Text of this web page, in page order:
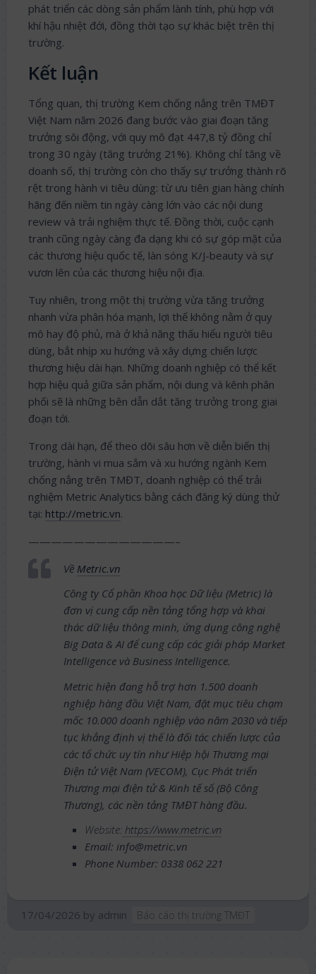
phát triển các dòng sản phẩm lành tính, phù hợp với
khí hậu nhiệt đới, đồng thời tạo sự khác biệt trên thị
trường.
Kết luận
Tổng quan, thị trường Kem chống nắng trên TMĐT
Việt Nam năm 2026 đang bước vào giai đoạn tăng
trưởng sôi động, với quy mô đạt 447,8 tỷ đồng chỉ
trong 30 ngày (tăng trưởng 21%). Không chỉ tăng về
doanh số, thị trường còn cho thấy sự trưởng thành rõ
rệt trong hành vi tiêu dùng: từ ưu tiên gian hàng chính
hãng đến niềm tin ngày càng lớn vào các nội dung
review và trải nghiệm thực tế. Đồng thời, cuộc cạnh
tranh cũng ngày càng đa dạng khi có sự góp mặt của
các thương hiệu quốc tế, làn sóng K/J-beauty và sự
vươn lên của các thương hiệu nội địa.
Tuy nhiên, trong một thị trường vừa tăng trưởng
nhanh vừa phân hóa mạnh, lợi thế không nằm ở quy
mô hay độ phủ, mà ở khả năng thấu hiểu người tiêu
dùng, bắt nhịp xu hướng và xây dựng chiến lược
thương hiệu dài hạn. Những doanh nghiệp có thể kết
hợp hiệu quả giữa sản phẩm, nội dung và kênh phân
phối sẽ là những bên dẫn dắt tăng trưởng trong giai
đoạn tới.
Trong dài hạn, để theo dõi sâu hơn về diễn biến thị
trường, hành vi mua sắm và xu hướng ngành Kem
chống nắng trên TMĐT, doanh nghiệp có thể trải
nghiệm Metric Analytics bằng cách đăng ký dùng thử
tại: http://metric.vn.
—————————————–
Về Metric.vn
Công ty Cổ phần Khoa học Dữ liệu (Metric) là
đơn vị cung cấp nền tảng tổng hợp và khai
thác dữ liệu thông minh, ứng dụng công nghệ
Big Data & AI để cung cấp các giải pháp Market
Intelligence và Business Intelligence.
Metric hiện đang hỗ trợ hơn 1.500 doanh
nghiệp hàng đầu Việt Nam, đặt mục tiêu chạm
mốc 10.000 doanh nghiệp vào năm 2030 và tiếp
tục khẳng định vị thế là đối tác chiến lược của
các tổ chức uy tín như Hiệp hội Thương mại
Điện tử Việt Nam (VECOM), Cục Phát triển
Thương mại điện tử & Kinh tế số (Bộ Công
Thương), các nền tảng TMĐT hàng đầu.
Website: https://www.metric.vn
Email: info@metric.vn
Phone Number: 0338 062 221
17/04/2026 by admin Báo cáo thị trường TMĐT